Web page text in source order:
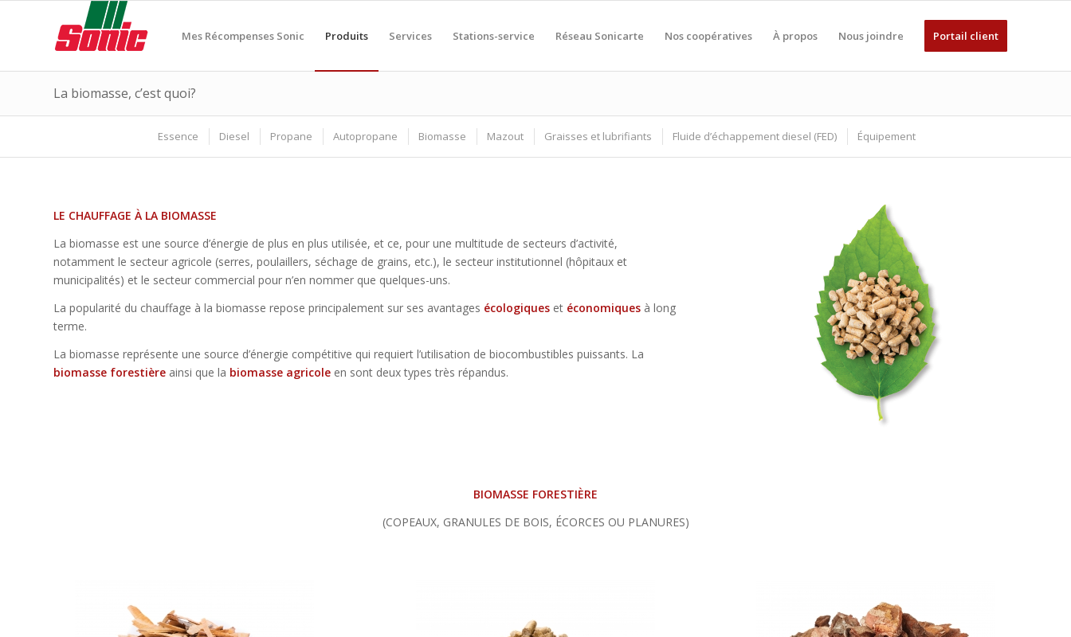
Mes Récompenses Sonic Produits Services Stations-service Réseau Sonicarte Nos coopératives À propos Nous joindre Portail client
La biomasse, c’est quoi?
Essence Diesel Propane Autopropane Biomasse Mazout Graisses et lubrifiants Fluide d’échappement diesel (FED) Équipement
LE CHAUFFAGE À LA BIOMASSE
La biomasse est une source d’énergie de plus en plus utilisée, et ce, pour une multitude de secteurs d’activité,
notamment le secteur agricole (serres, poulaillers, séchage de grains, etc.), le secteur institutionnel (hôpitaux et
municipalités) et le secteur commercial pour n’en nommer que quelques-uns.
La popularité du chauffage à la biomasse repose principalement sur ses avantages écologiques et économiques à long
terme.
La biomasse représente une source d’énergie compétitive qui requiert l’utilisation de biocombustibles puissants. La
biomasse forestière ainsi que la biomasse agricole en sont deux types très répandus.
BIOMASSE FORESTIÈRE
(COPEAUX, GRANULES DE BOIS, ÉCORCES OU PLANURES)